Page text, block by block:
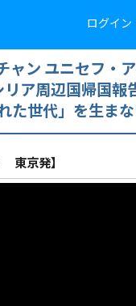
ログイン
ャン ユニセフ・
リア周辺国帰国報
れた世代」を生ま
東京発】